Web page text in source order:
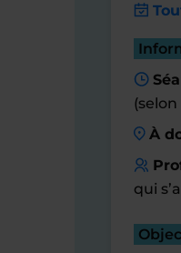
À
qui